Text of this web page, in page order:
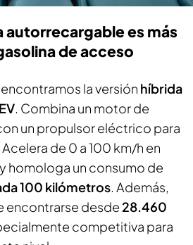
autorrecargable es más
de acceso
la versión híbrida
. Combina un motor de
un propulsor eléctrico para
Acelera de 0 a 100 km/h en
y homologa un consumo de
100 kilómetros. Además,
encontrarse desde 28.460
competitiva para